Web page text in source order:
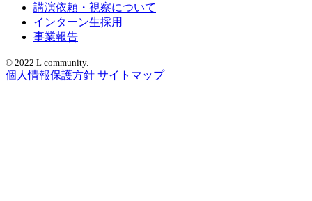
講演依頼・視察について
インターン生採用
事業報告
© 2022 L community.
個人情報保護方針 サイトマップ